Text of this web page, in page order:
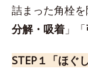
詰まった角栓
分解・吸着 」「
STEP１「ほぐし